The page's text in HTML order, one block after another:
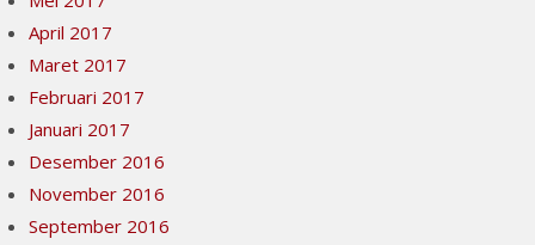
April 2017
Maret 2017
Februari 2017
Januari 2017
Desember 2016
November 2016
September 2016